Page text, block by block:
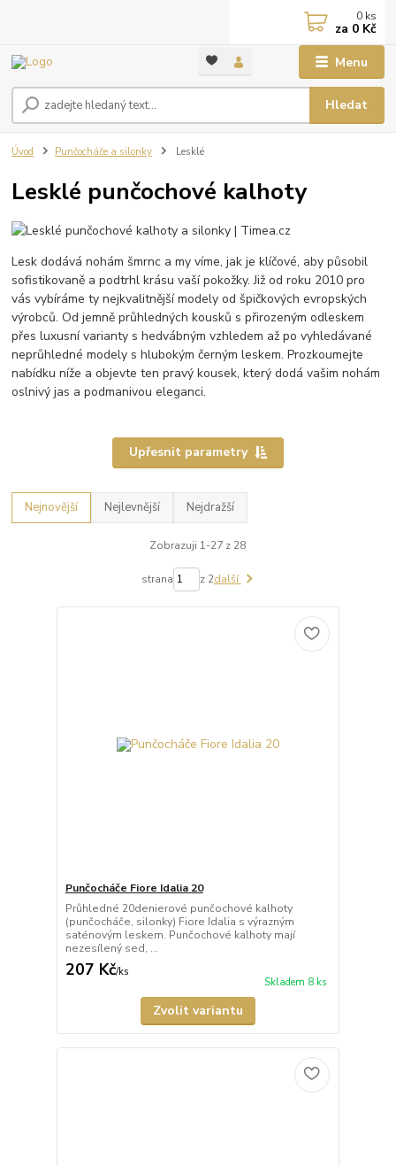
Menu
Hledat
0 ks
za 0 Kč
Úvod Punčocháče a silonky Lesklé
Lesklé punčochové kalhoty
Lesk dodává nohám šmrnc a my víme, jak je klíčové, aby působil
sofistikovaně a podtrhl krásu vaší pokožky. Již od roku 2010 pro
vás vybíráme ty nejkvalitnější modely od špičkových evropských
výrobců. Od jemně průhledných kousků s přirozeným odleskem
přes luxusní varianty s hedvábným vzhledem až po vyhledávané
neprůhledné modely s hlubokým černým leskem. Prozkoumejte
nabídku níže a objevte ten pravý kousek, který dodá vašim nohám
oslnivý jas a podmanivou eleganci.
Upřesnit parametry
Nejnovější Nejlevnější Nejdražší
Zobrazuji 1-27 z 28
strana z 2další
Punčocháče Fiore Idalia 20
Průhledné 20denierové punčochové kalhoty
(punčocháče, silonky) Fiore Idalia s výrazným
saténovým leskem. Punčochové kalhoty mají
nezesílený sed, ...
207 Kč/ks
Skladem 8 ks
Zvolit variantu